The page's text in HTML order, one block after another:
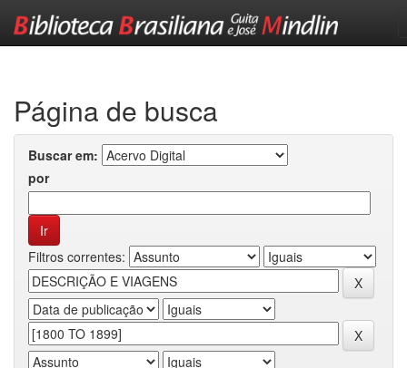
Página de busca
Buscar em:
por
Filtros correntes: